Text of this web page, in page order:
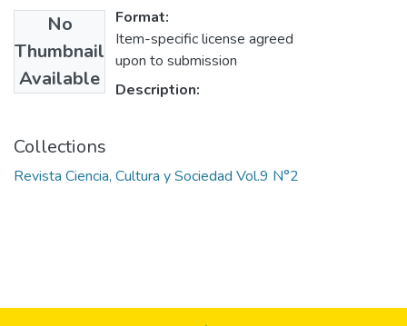
No
Thumbnail
Available
Format:
Item-specific license agreed
upon to submission
Description:
Collections
Revista Ciencia, Cultura y Sociedad Vol.9 N°2